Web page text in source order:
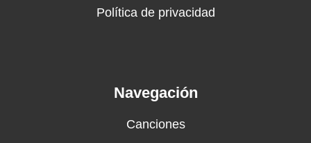
Política de privacidad
Navegación
Canciones